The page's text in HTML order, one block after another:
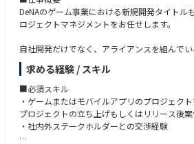
開発戦略など、多岐にわたります。
主な業務内容
● 医薬品・ヘルスケア製品の売上予測
● 事業性評価、マーケットポテンシャル評価
● 薬価予測、薬価戦略の立案
● プライシング＆マーケットアクセス戦略の立
● 臨床開発戦略、上市戦略、マーケティング戦
● 疾患領域分析、競合分析、市場環境分析
● 国内外の製薬企業・バイオテック企業に対
● 顧客向けレポート、プレゼンテーション資
● プロジェクトマネジメントおよび品質管理
験
● チームマネジメント、プロジェクトマネジメ
● 薬学、医学、生命科学、工学、経営学等の
● 将来的に製薬・ヘルスケア業界で経営層、
ションを目指す高い成長意欲
【求める人物像】
● CEOと同じ目線で事業成長について議論し
● 指示を待つのではなく、自ら機会を見つけ
DeNAのゲーム事業における新規開発タイトル
ロジェクトマネジメントをお任せします。
自社開発だけでなく、アライアンスを組んで
担当いただく場合もございます。
※ご志向や適正に応じて、配属先を決定させて
■具体的な業務内容
・プロジェクトの目的理解、作業範囲の明確化
・体制検討
・スケジュール作成・管理
求める経験 / スキル
■必須スキル
・ゲームまたはモバイルアプリのプロジェク
プロジェクトの立ち上げもしくはリリース後
・社内外ステークホルダーとの交渉経験